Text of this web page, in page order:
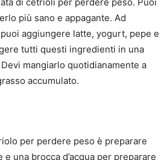
più sano e appagante. Ad
aggiungere latte, yogurt, pepe e
tutti questi ingredienti in una
mangiarlo quotidianamente a
accumulato.
per perdere peso è preparare
una brocca d’acqua per preparare